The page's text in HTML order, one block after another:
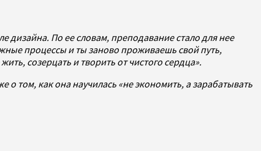
дизайна. По ее словам, преподавание стало для нее
процессы и ты заново проживаешь свой путь,
созерцать и творить от чистого сердца».
том, как она научилась «не экономить, а зарабатывать